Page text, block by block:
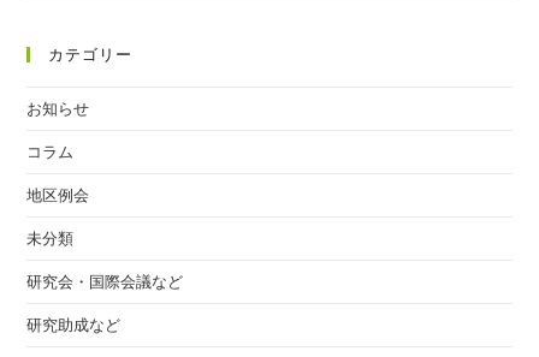
カテゴリー
お知らせ
コラム
地区例会
未分類
研究会・国際会議など
研究助成など